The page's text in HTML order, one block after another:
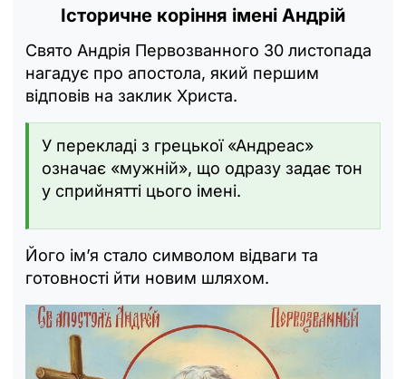
Історичне коріння імені Андрій
Свято Андрія Первозванного 30 листопада
нагадує про апостола, який першим
відповів на заклик Христа.
У перекладі з грецької «Андреас»
означає «мужній», що одразу задає тон
у сприйнятті цього імені.
Його ім’я стало символом відваги та
готовності йти новим шляхом.